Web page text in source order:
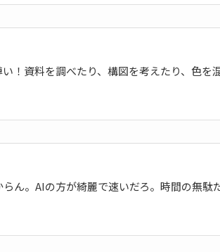
！資料を調べたり、構図を考えたり、色を
ん。AIの方が綺麗で速いだろ。時間の無駄だ